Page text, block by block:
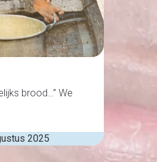
brood…” We
2025